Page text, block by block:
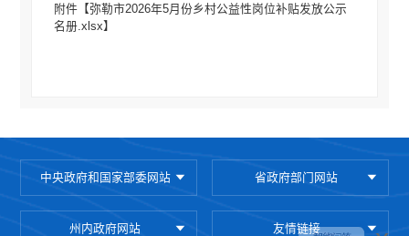
附件【弥勒市2026年5月份乡村公益性岗位补贴发放公示
名册.xlsx】
中央政府和国家部委网站 省政府部门网站
州内政府网站 友情链接